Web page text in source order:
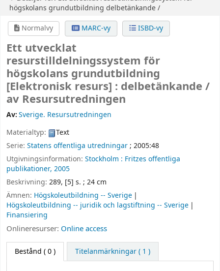
högskolans grundutbildning delbetänkande /
Normalvy
MARC-vy ISBD-vy
Ett utvecklat
resurstilldelningssystem för
högskolans grundutbildning
[Elektronisk resurs] : delbetänkande /
av Resursutredningen
Av:Sverige. Resursutredningen
Materialtyp:
Text
Serie: Statens offentliga utredningar; 2005:48
Utgivningsinformation: Stockholm : Fritzes offentliga
publikationer, 2005
Beskrivning: 289, [5] s. ; 24 cm
Ämnen: Högskoleutbildning -- Sverige
Högskoleutbildning -- juridik och lagstiftning -- Sverige
Finansiering
Onlineresurser: Online access
Bestånd ( 0 ) Titelanmärkningar ( 1 )